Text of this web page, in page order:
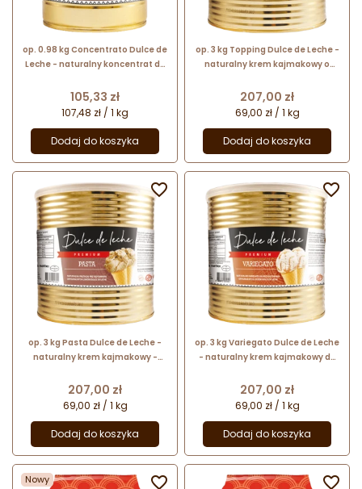
op. 0.98 kg Concentrato Dulce de
Leche - naturalny koncentrat do
intensywnym smaku
Cena
105,33 zł
107,48 zł / 1 kg
Dodaj do koszyka
op. 3 kg Topping Dulce de Leche -
naturalny krem kajmakowy o
lodów i deserów
Cena
207,00 zł
69,00 zł / 1 kg
Dodaj do koszyka
op. 3 kg Pasta Dulce de Leche -
naturalny krem kajmakowy -
Cena
207,00 zł
69,00 zł / 1 kg
Dodaj do koszyka

op. 3 kg Variegato Dulce de Leche
- naturalny krem kajmakowy do
Cena
207,00 zł
69,00 zł / 1 kg
Dodaj do koszyka

Nowy  